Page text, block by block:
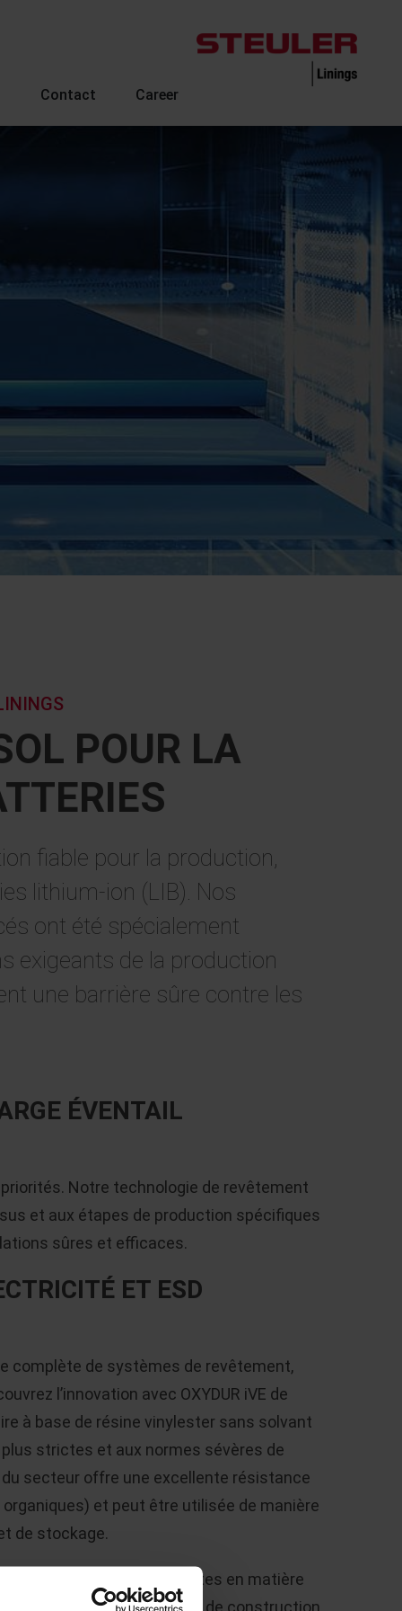
Contact Career
POUR LA
fiable pour la production,
lithium-ion (LIB). Nos
ont été spécialement
exigeants de la production
une barrière sûre contre les
ÉVENTAIL
Notre technologie de revêtement
et aux étapes de production spécifiques
sûres et efficaces.
ET ESD
complète de systèmes de revêtement,
l’innovation avec OXYDUR iVE de
à base de résine vinylester sans solvant
strictes et aux normes sévères de
secteur offre une excellente résistance
et peut être utilisée de manière
de stockage.
répond aux exigences strictes en matière
conformité avec les règles de construction